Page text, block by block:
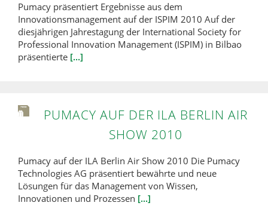
Pumacy präsentiert Ergebnisse aus dem
Innovationsmanagement auf der ISPIM 2010 Auf der
diesjährigen Jahrestagung der International Society for
Professional Innovation Management (ISPIM) in Bilbao
präsentierte [...]
PUMACY AUF DER ILA BERLIN AIR
SHOW 2010
Pumacy auf der ILA Berlin Air Show 2010 Die Pumacy
Technologies AG präsentiert bewährte und neue
Lösungen für das Management von Wissen,
Innovationen und Prozessen [...]